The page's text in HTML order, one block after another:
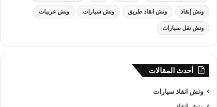
ونش إنقاذ ونش انقاذ طريق ونش سيارات ونش عربيات
ونش نقل سيارات
أحدث المقالات
ونش انقاذ سيارات